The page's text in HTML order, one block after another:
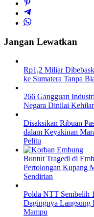
Jangan Lewatkan
Rp1,2 Miliar
ke Sumatera Tanpa
266 Gangguan
Negara Dinilai
Disaksikan Ribuan
dalam Keyakinan
Pelitu
Buntut Tragedi di
Pertolongan Kupang
Sendirian
Polda NTT Sembelih
Dagingnya Langsung
Mampu